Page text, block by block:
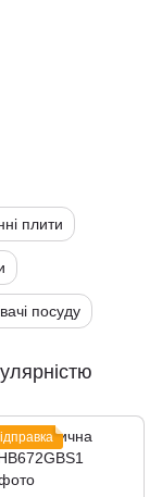
плити
посуду